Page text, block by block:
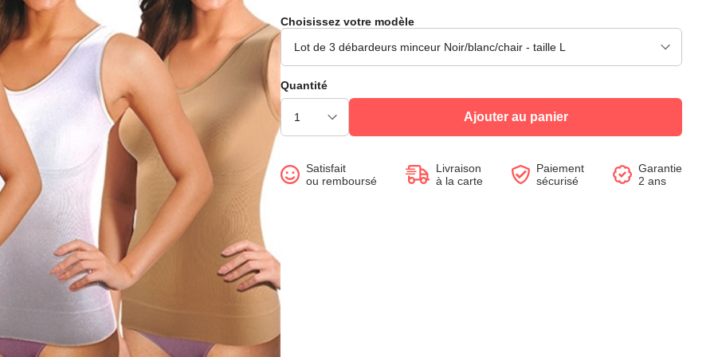
Choisissez votre modèle
Quantité
Ajouter au panier
Satisfait
ou remboursé
Livraison
à la carte
Paiement
sécurisé
Garantie
2 ans